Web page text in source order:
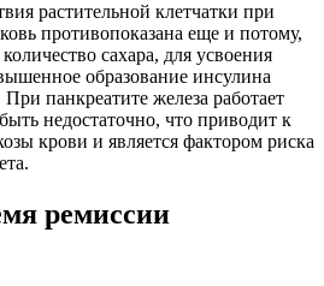
растительной клетчатки при
противопоказана еще и потому,
сахара, для усвоения
образование инсулина
панкреатите железа работает
недостаточно, что приводит к
крови и является фактором риска
ремиссии